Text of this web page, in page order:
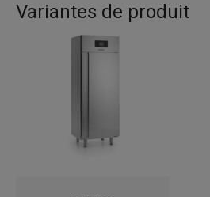
Variantes de produit